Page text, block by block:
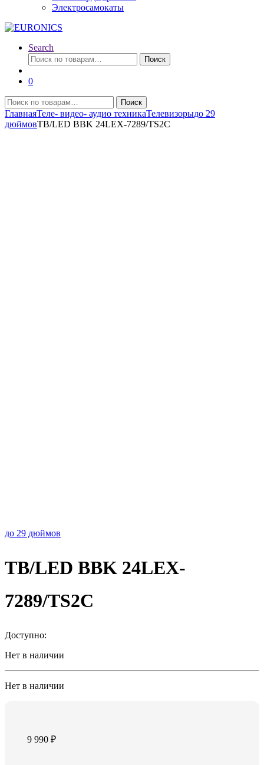
Электросамокаты
Search
Искать:
Поиск
0
Искать:
Поиск
ГлавнаяТеле- видео- аудио техникаТелевизорыдо 29
дюймовTB/LED BBK 24LEX-7289/TS2C
до 29 дюймов
TB/LED BBK 24LEX-
7289/TS2C
Доступно:
Нет в наличии
Нет в наличии
9 990₽